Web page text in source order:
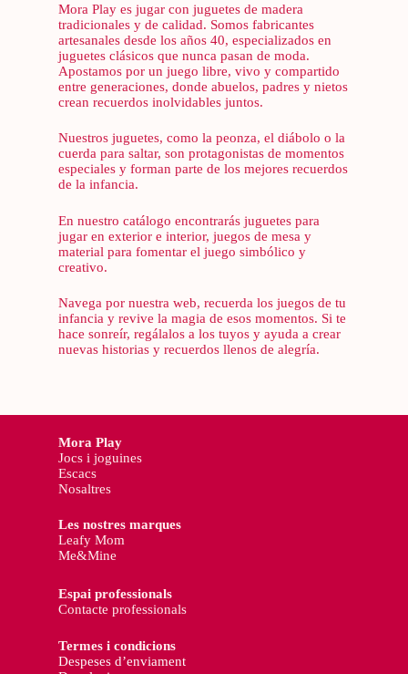
Mora Play es jugar con juguetes de madera
tradicionales y de calidad. Somos fabricantes
artesanales desde los años 40, especializados en
juguetes clásicos que nunca pasan de moda.
Apostamos por un juego libre, vivo y compartido
entre generaciones, donde abuelos, padres y nietos
crean recuerdos inolvidables juntos.
Nuestros juguetes, como la peonza, el diábolo o la
cuerda para saltar, son protagonistas de momentos
especiales y forman parte de los mejores recuerdos
de la infancia.
En nuestro catálogo encontrarás juguetes para
jugar en exterior e interior, juegos de mesa y
material para fomentar el juego simbólico y
creativo.
Navega por nuestra web, recuerda los juegos de tu
infancia y revive la magia de esos momentos. Si te
hace sonreír, regálalos a los tuyos y ayuda a crear
nuevas historias y recuerdos llenos de alegría.
Mora Play
Jocs i joguines
Escacs
Nosaltres
Les nostres marques
Leafy Mom
Me&Mine
Espai professionals
Contacte professionals
Termes i condicions
Despeses d’enviament